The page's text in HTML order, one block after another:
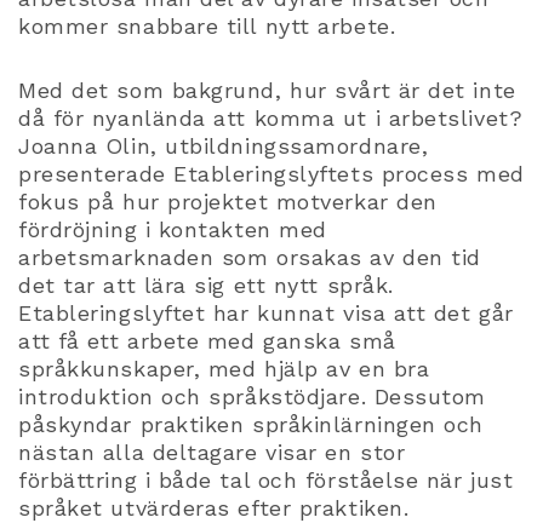
kommer snabbare till nytt arbete.
Med det som bakgrund, hur svårt är det inte
då för nyanlända att komma ut i arbetslivet?
Joanna Olin, utbildningssamordnare,
presenterade Etableringslyftets process med
fokus på hur projektet motverkar den
fördröjning i kontakten med
arbetsmarknaden som orsakas av den tid
det tar att lära sig ett nytt språk.
Etableringslyftet har kunnat visa att det går
att få ett arbete med ganska små
språkkunskaper, med hjälp av en bra
introduktion och språkstödjare. Dessutom
påskyndar praktiken språkinlärningen och
nästan alla deltagare visar en stor
förbättring i både tal och förståelse när just
språket utvärderas efter praktiken.